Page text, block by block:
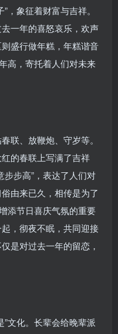
，象征着财富与吉祥。
一年的喜怒哀乐，欢声
盛行做年糕，年糕谐音
高，寄托着人们对未来
联、放鞭炮、守岁等。
的春联上写满了吉祥
步步高”，表达了人们对
由来已久，相传是为了
添节日喜庆气氛的重要
，彻夜不眠，共同迎接
是对过去一年的留恋，
文化。长辈会给晚辈派